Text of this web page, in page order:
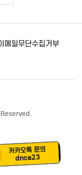
메일무단수집거부
카카오톡 문의
dnca23